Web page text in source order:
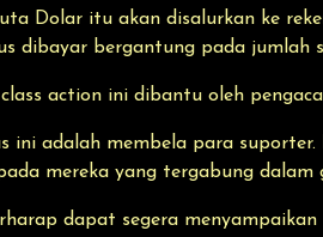
Dolar itu akan disalurkan ke
dibayar bergantung pada jumlah
action ini dibantu oleh
ini adalah membela para
mereka yang tergabung dalam
dapat segera